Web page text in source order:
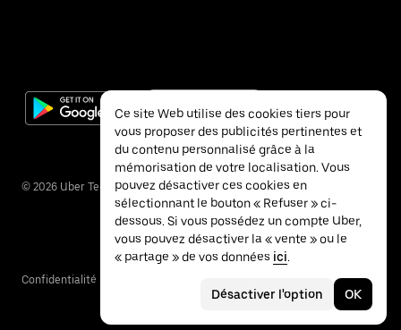
© 2026 Uber Technologies Inc.
Confidentialité
Ce site Web utilise des cookies tiers pour
vous proposer des publicités pertinentes et
du contenu personnalisé grâce à la
mémorisation de votre localisation. Vous
pouvez désactiver ces cookies en
sélectionnant le bouton « Refuser » ci-
dessous. Si vous possédez un compte Uber,
vous pouvez désactiver la « vente » ou le
« partage » de vos données ici.
Désactiver l'option OK